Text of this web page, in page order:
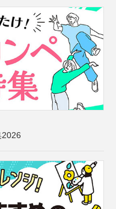
2026